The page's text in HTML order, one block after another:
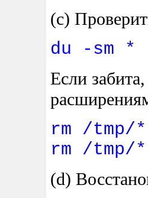
(c)
du -sm
Если
rm /tmp/
rm /tmp/
(d)